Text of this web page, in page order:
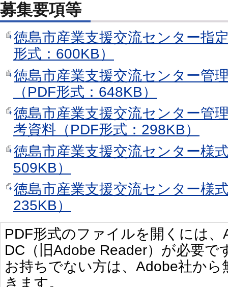
募集要項等
徳島市産業支援交流センター指
形式：600KB）
徳島市産業支援交流センター管
（PDF形式：648KB）
徳島市産業支援交流センター管
考資料（PDF形式：298KB）
徳島市産業支援交流センター様
509KB）
徳島市産業支援交流センター様
235KB）
PDF形式のファイルを開くには
DC（旧Adobe Reader）が必要で
お持ちでない方は、Adobe社か
きます。